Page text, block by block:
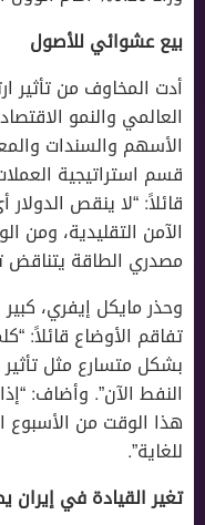
بيع عشوائي للأصول
أدت المخاوف من تأثير
العالمي والنمو
الأسهم والسندات
قسم استراتيجية
قائلاً: “لا ينقص
الآمن التقليدية، ومن
مصدري الطاقة يتناقض
وحذر مايكل إيفري،
تفاقم الأوضاع قائلاً:
بشكل متسارع مثل
النفط الآن”. وأضاف:
هذا الوقت من الأسبوع
للغاية”.
تغير القيادة في إيران